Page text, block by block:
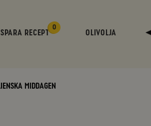
SPARA RECEPT
0
OLIVOLJA
middagen